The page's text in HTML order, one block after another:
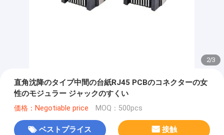
2/3
直角沈降のタイプ中間の台紙RJ45 PCBのコネクターの女
性のモジュラー ジャックのすくい
価格：Negotiable price MOQ：500pcs
ベストプライス 接触